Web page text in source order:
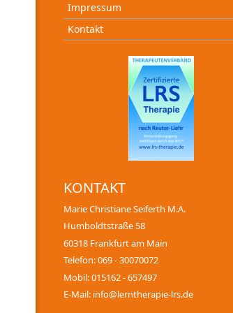
Impressum
Kontakt
KONTAKT
Marie Christiane Seiferth M.A.
Humboldtstraße 58
60318 Frankfurt am Main
Telefon: 069 - 30070072
Mobil: 015162 - 657497
E-Mail: info@lerntherapie-lrs.de